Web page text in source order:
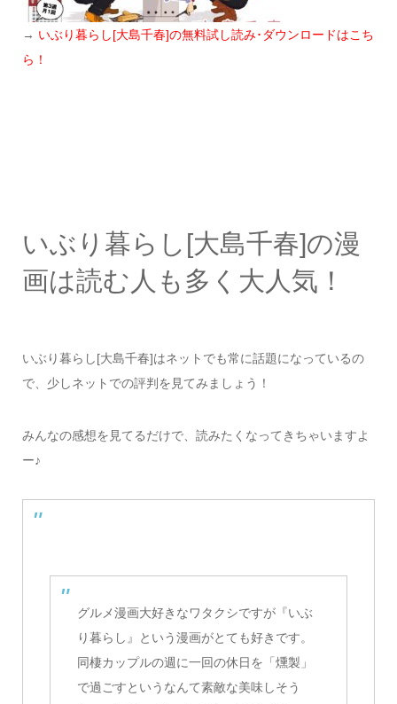
→ いぶり暮らし[大島千春]の無料試し読み･ダウンロードはこち
ら！
いぶり暮らし[大島千春]の漫
画は読む人も多く大人気！
いぶり暮らし[大島千春]はネットでも常に話題になっているの
で、少しネットでの評判を見てみましょう！
みんなの感想を見てるだけで、読みたくなってきちゃいますよ
ー♪
グルメ漫画大好きなワタクシですが『いぶ
り暮らし』という漫画がとても好きです。
同棲カップルの週に一回の休日を「燻製」
で過ごすというなんて素敵な美味しそう